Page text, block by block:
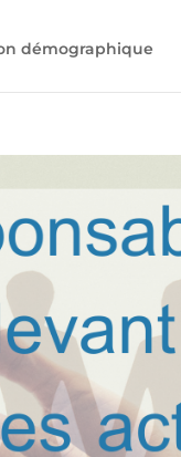
démographique